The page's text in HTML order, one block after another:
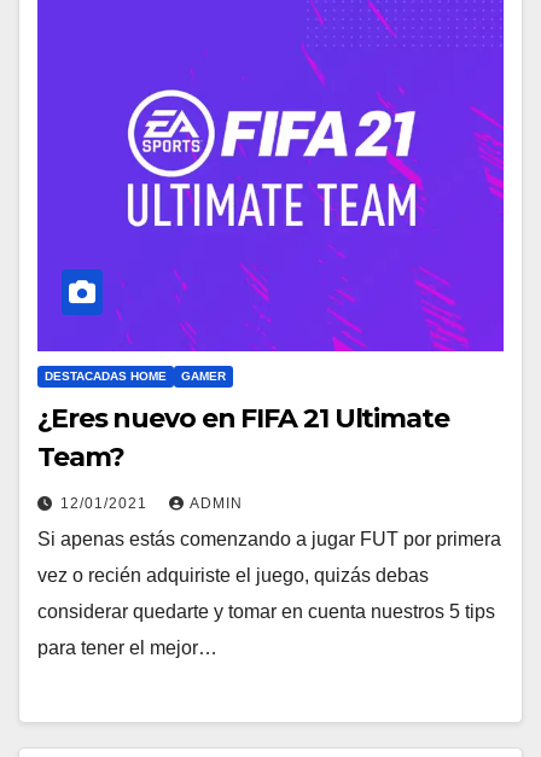
DESTACADAS HOME GAMER
¿Eres nuevo en FIFA 21 Ultimate
Team?
12/01/2021 ADMIN
Si apenas estás comenzando a jugar FUT por primera
vez o recién adquiriste el juego, quizás debas
considerar quedarte y tomar en cuenta nuestros 5 tips
para tener el mejor…